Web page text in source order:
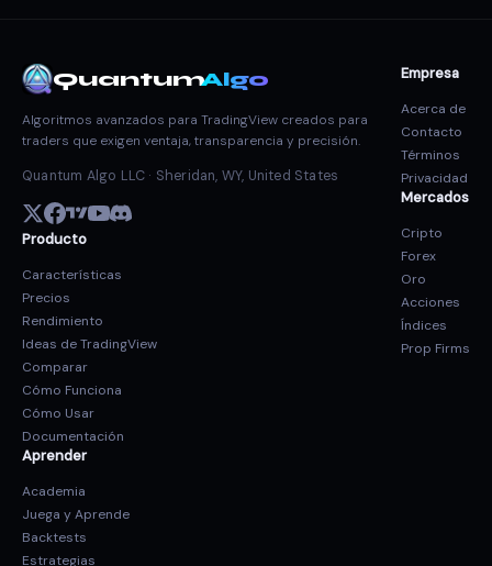
QuantumAlgo
Algoritmos avanzados para TradingView creados para
traders que exigen ventaja, transparencia y precisión.
Quantum Algo LLC · Sheridan, WY, United States
Producto
Características
Precios
Rendimiento
Ideas de TradingView
Comparar
Cómo Funciona
Cómo Usar
Documentación
Aprender
Academia
Juega y Aprende
Backtests
Estrategias
Empresa
Acerca de
Contacto
Términos
Privacidad
Mercados
Cripto
Forex
Oro
Acciones
Índices
Prop Firms